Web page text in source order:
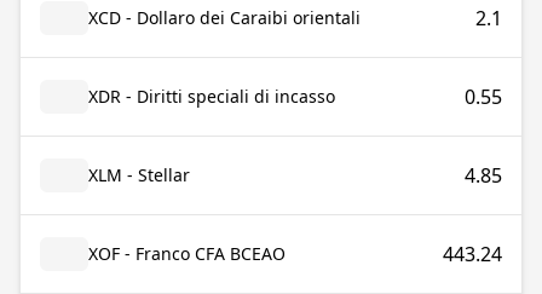
XCD - Dollaro dei Caraibi orientali 2.1
XDR - Diritti speciali di incasso 0.55
XLM - Stellar 4.85
XOF - Franco CFA BCEAO 443.24